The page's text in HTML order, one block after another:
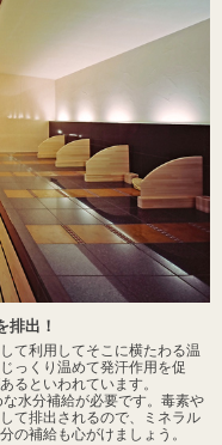
排出！
て利用してそこに横たわる温
っくり温めて発汗作用を促
るといわれています。
水分補給が必要です。毒素や
て排出されるので、ミネラル
の補給も心がけましょう。